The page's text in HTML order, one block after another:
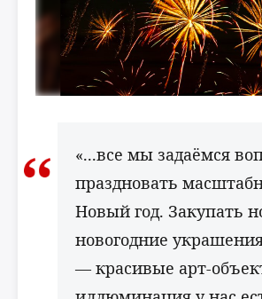
«...все мы задаёмся
праздновать
Новый год. Закупать
новогодние
— красивые арт-